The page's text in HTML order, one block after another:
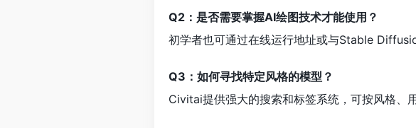
Q2：是否需要掌握AI绘图技术才能使用？
初学者也可通过在线运行地址或与Stable
Q3：如何寻找特定风格的模型？
Civitai提供强大的搜索和标签系统，可按风格、